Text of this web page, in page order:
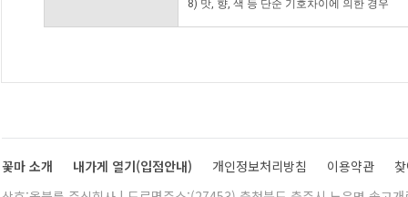
8) 맛, 향, 색 등 단순 기호차이에 의한 경우
꽃마 소개 내가게 열기(입점안내) 개인정보처리방침 이용약관